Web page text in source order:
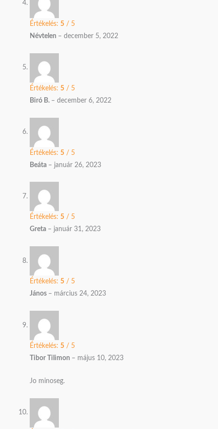
Értékelés:5 / 5
Névtelen – december 5, 2022
Értékelés:5 / 5
Biró B. – december 6, 2022
Értékelés:5 / 5
Beáta – január 26, 2023
Értékelés:5 / 5
Greta – január 31, 2023
Értékelés:5 / 5
János – március 24, 2023
Értékelés:5 / 5
Tibor Tilimon – május 10, 2023
Jo minoseg.